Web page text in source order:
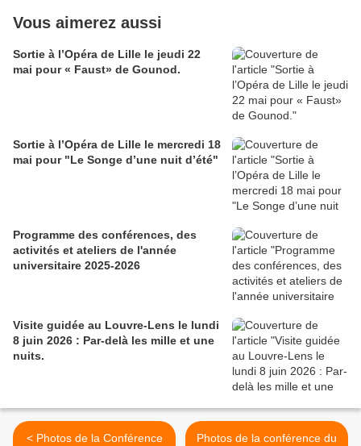
Vous aimerez aussi
Sortie à l’Opéra de Lille le jeudi 22
mai pour « Faust» de Gounod.
Sortie à l’Opéra de Lille le mercredi 18
mai pour "Le Songe d’une nuit d’été"
Programme des conférences, des
activités et ateliers de l'année
universitaire 2025-2026
Visite guidée au Louvre-Lens le lundi
8 juin 2026 : Par-delà les mille et une
nuits.
< Photos de la Conférence
Photos de la conférence du